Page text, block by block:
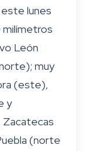
lunes
milímetros
León
muy
(este),
y
(norte